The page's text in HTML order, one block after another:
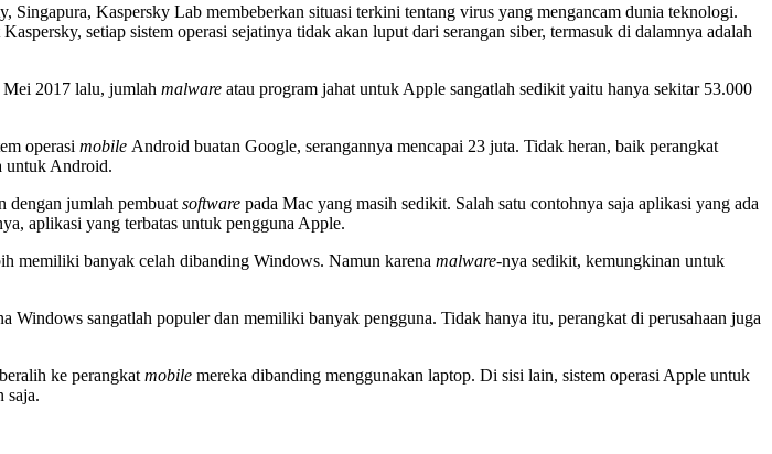
Singapura, Kaspersky Lab membeberkan situasi terkini tentang virus yang mengancam dunia teknologi.
setiap sistem operasi sejatinya tidak akan luput dari serangan siber, termasuk di dalamnya adalah
2017 lalu, jumlah malware atau program jahat untuk Apple sangatlah sedikit yaitu hanya sekitar 53.000
operasi mobile Android buatan Google, serangannya mencapai 23 juta. Tidak heran, baik perangkat
untuk Android.
dengan jumlah pembuat software pada Mac yang masih sedikit. Salah satu contohnya saja aplikasi yang ada
aplikasi yang terbatas untuk pengguna Apple.
memiliki banyak celah dibanding Windows. Namun karena malware-nya sedikit, kemungkinan untuk
sangatlah populer dan memiliki banyak pengguna. Tidak hanya itu, perangkat di perusahaan juga
ke perangkat mobile mereka dibanding menggunakan laptop. Di sisi lain, sistem operasi Apple untuk
saja.